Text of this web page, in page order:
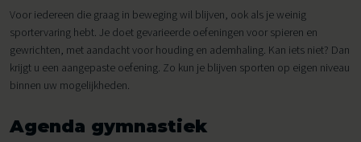
Voor iedereen die graag in beweging wil blijven, ook als je weinig
sportervaring hebt. Je doet gevarieerde oefeningen voor spieren en
gewrichten, met aandacht voor houding en ademhaling. Kan iets niet? Dan
krijgt u een aangepaste oefening. Zo kun je blijven sporten op eigen niveau
binnen uw mogelijkheden.
Agenda gymnastiek